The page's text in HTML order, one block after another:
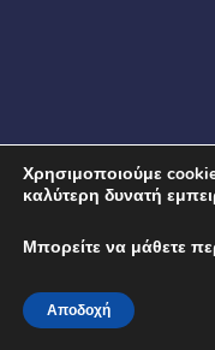
ΟΡΟΙ ΧΡΗΣΗΣ
Χρησιμοποιούμε
καλύτερη δυνατή
Μπορείτε να μάθετε
Αποδοχή